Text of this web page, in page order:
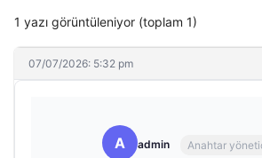
1 yazı görüntüleniyor (toplam 1)
07/07/2026: 5:32 pm
A admin Anahtar